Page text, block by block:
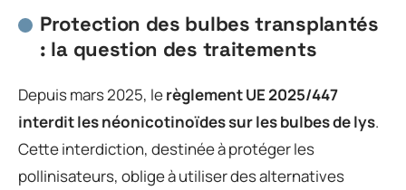
Protection des bulbes transplantés
: la question des traitements
Depuis mars 2025, lerèglement UE 2025/447
interdit les néonicotinoïdes sur les bulbes de lys.
Cette interdiction, destinée à protéger les
pollinisateurs, oblige à utiliser des alternatives